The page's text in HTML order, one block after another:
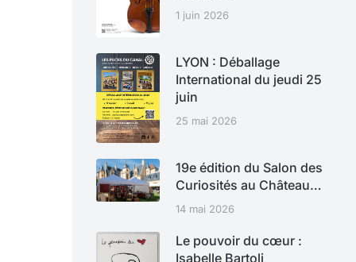
1 juin 2026
LYON : Déballage
International du jeudi 25
juin
25 mai 2026
19e édition du Salon des
Curiosités au Château…
14 mai 2026
Le pouvoir du cœur :
Isabelle Bartoli